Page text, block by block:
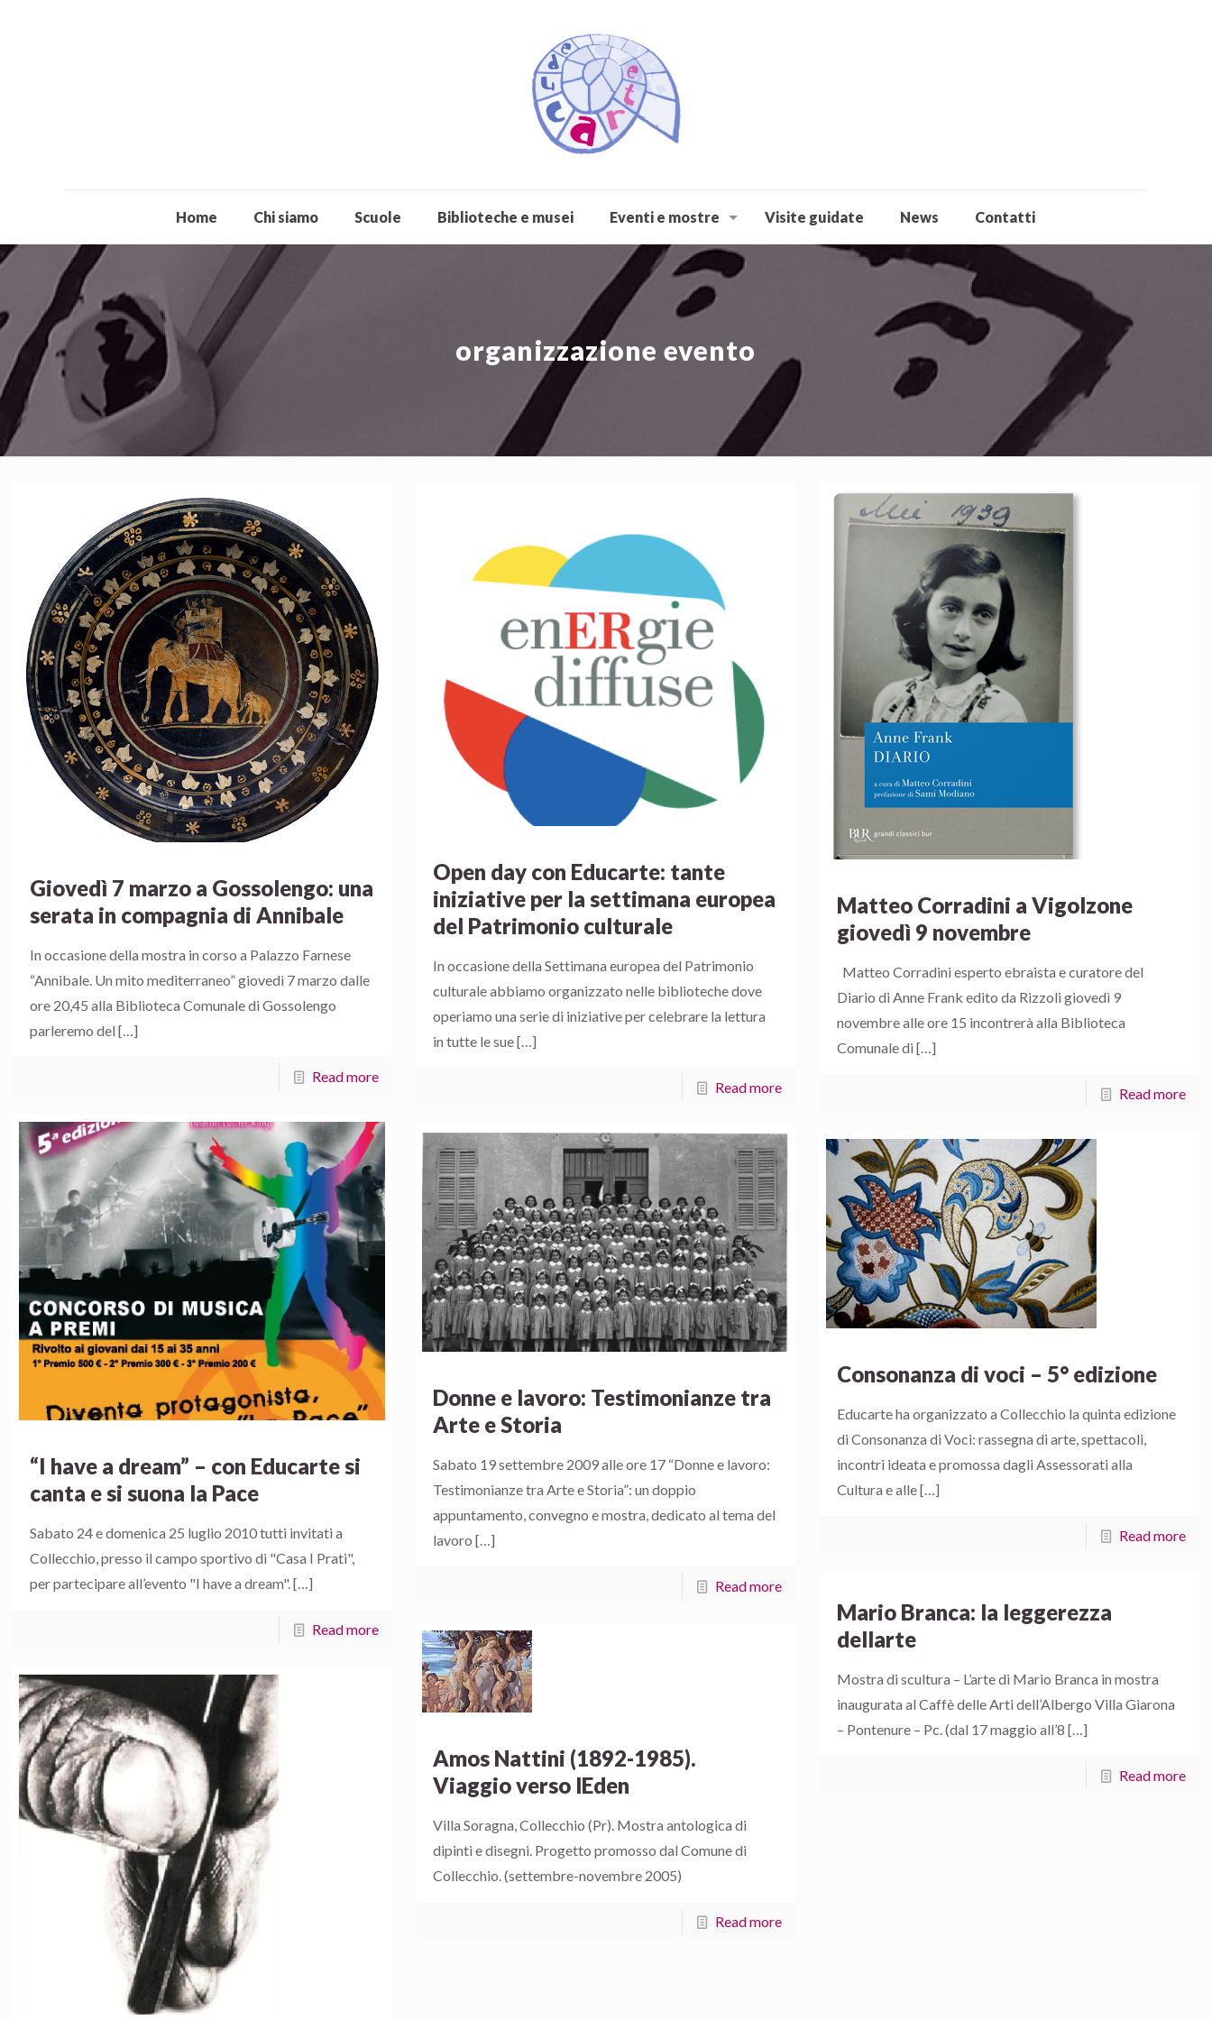
Home Chi siamo Scuole Biblioteche e musei Eventi e mostre Visite guidate News Contatti
organizzazione evento
Giovedì 7 marzo a Gossolengo: una
serata in compagnia di Annibale
In occasione della mostra in corso a Palazzo Farnese
“Annibale. Un mito mediterraneo” giovedì 7 marzo dalle
ore 20,45 alla Biblioteca Comunale di Gossolengo
parleremo del […]
Read more
Open day con Educarte: tante
iniziative per la settimana europea
del Patrimonio culturale
In occasione della Settimana europea del Patrimonio
culturale abbiamo organizzato nelle biblioteche dove
operiamo una serie di iniziative per celebrare la lettura
in tutte le sue[…]
Read more
Matteo Corradini a Vigolzone
giovedì 9 novembre
Matteo Corradini esperto ebraista e curatore del
Diario di Anne Frank edito da Rizzoli giovedì 9
novembre alle ore 15 incontrerà alla Biblioteca
Comunale di […]
Read more
“I have a dream” – con Educarte si
canta e si suona la Pace
Sabato 24 e domenica 25 luglio 2010 tutti invitati a
Collecchio, presso il campo sportivo di "Casa I Prati",
per partecipare all’evento "I have a dream".[…]
Read more
Donne e lavoro: Testimonianze tra
Arte e Storia
Sabato 19 settembre 2009 alle ore 17 “Donne e lavoro:
Testimonianze tra Arte e Storia”: un doppio
appuntamento, convegno e mostra, dedicato al tema del
lavoro […]
Read more
Consonanza di voci – 5° edizione
Educarte ha organizzato a Collecchio la quinta edizione
di Consonanza di Voci: rassegna di arte, spettacoli,
incontri ideata e promossa dagli Assessorati alla
Cultura e alle[…]
Read more
Mario Branca: la leggerezza
dellarte
Mostra di scultura – L’arte di Mario Branca in mostra
inaugurata al Caffè delle Arti dell’Albergo Villa Giarona
– Pontenure – Pc. (dal 17 maggio all’8 […]
Read more
Amos Nattini (1892-1985).
Viaggio verso lEden
Villa Soragna, Collecchio (Pr). Mostra antologica di
dipinti e disegni. Progetto promosso dal Comune di
Collecchio. (settembre-novembre 2005)
Read more